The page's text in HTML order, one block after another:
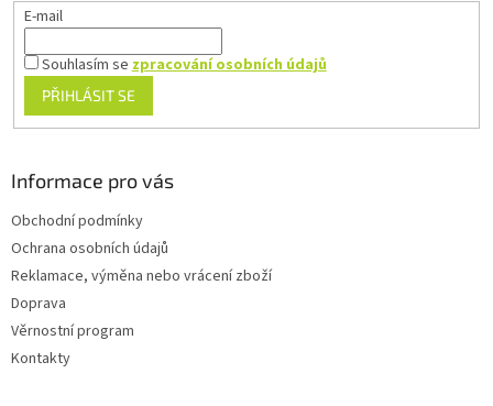
E-mail
Souhlasím sezpracování osobních údajů
PŘIHLÁSIT SE
Informace pro vás
Obchodní podmínky
Ochrana osobních údajů
Reklamace, výměna nebo vrácení zboží
Doprava
Věrnostní program
Kontakty